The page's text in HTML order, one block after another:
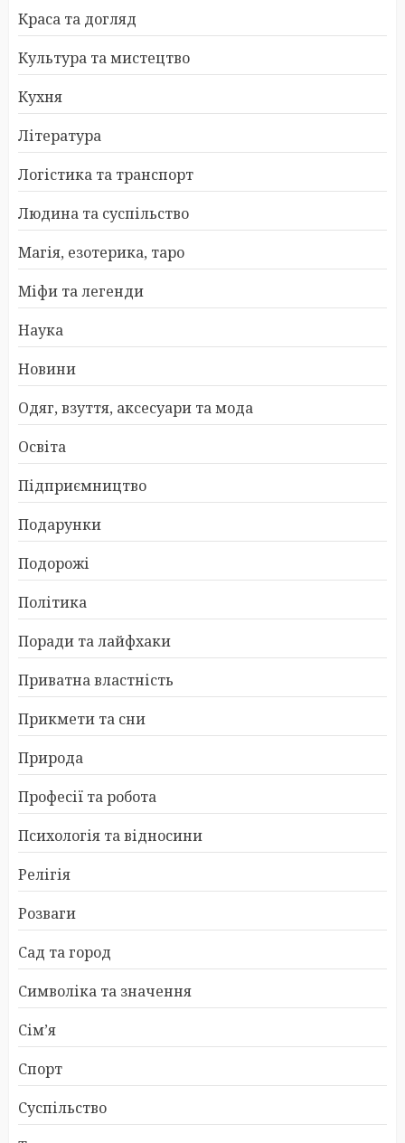
Краса та догляд
Культура та мистецтво
Кухня
Література
Логістика та транспорт
Людина та суспільство
Магія, езотерика, таро
Міфи та легенди
Наука
Новини
Одяг, взуття, аксесуари та мода
Освіта
Підприємництво
Подарунки
Подорожі
Політика
Поради та лайфхаки
Приватна властність
Прикмети та сни
Природа
Професії та робота
Психологія та відносини
Релігія
Розваги
Сад та город
Символіка та значення
Сім’я
Спорт
Суспільство